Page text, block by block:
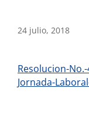
24 julio, 2018
Resolucion-
Jornada-